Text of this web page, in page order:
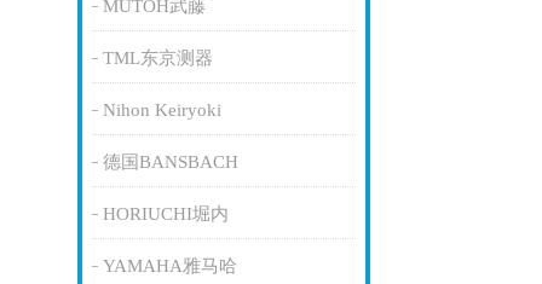
MUTOH武藤
TML东京测器
Nihon Keiryoki
德国BANSBACH
HORIUCHI堀内
YAMAHA雅马哈